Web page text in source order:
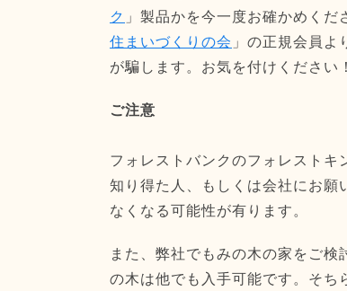
ク 」製品かを今一度お確かめく
住まいづくりの会 」の正規会員
が騙します。お気を付けください
ご注意
フォレストバンクのフォレストキ
知り得た人、もしくは会社にお願
なくなる可能性が有ります。
また、弊社でもみの木の家をご
の木は他でも入手可能です。そち